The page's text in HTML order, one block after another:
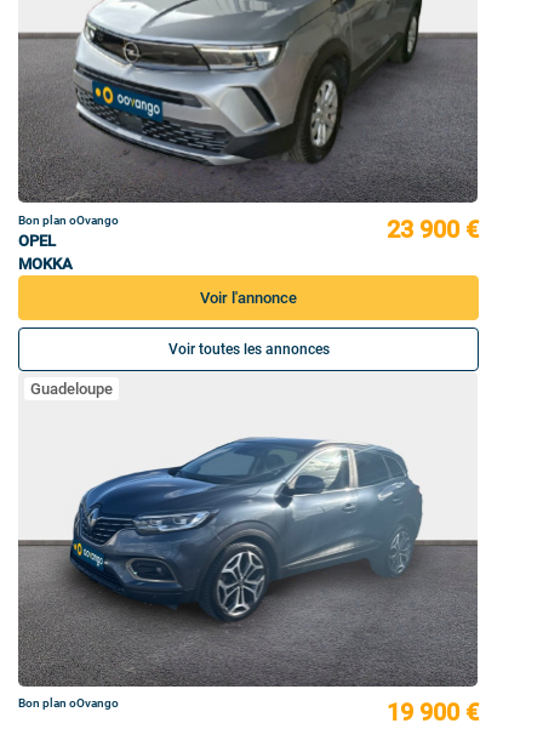
Bon plan oOvango
OPEL
MOKKA
23 900 €
Voir l'annonce
Voir toutes les annonces
Guadeloupe
Bon plan oOvango 19 900 €